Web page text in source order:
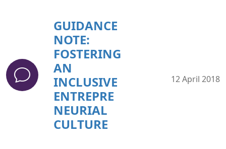
GUIDANCE
NOTE:
FOSTERING
AN
INCLUSIVE
ENTREPRE
NEURIAL
CULTURE
12 April 2018